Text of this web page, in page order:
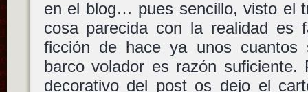
en el blog… pues sencillo, visto el
cosa parecida con la realidad es
ficción de hace ya unos
barco volador es razón suficiente.
decorativo del post os dejo el